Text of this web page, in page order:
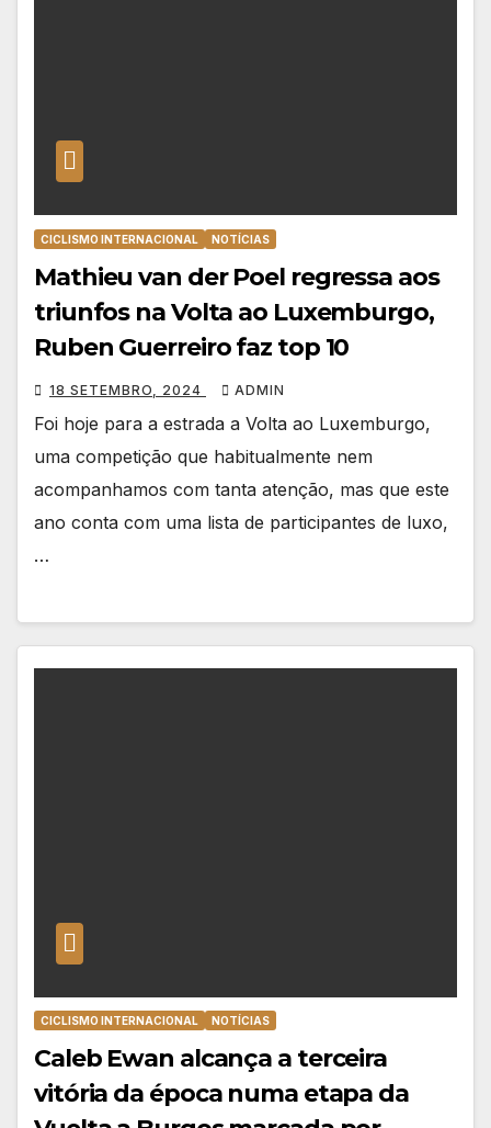
CICLISMO INTERNACIONAL NOTÍCIAS
Mathieu van der Poel regressa aos
triunfos na Volta ao Luxemburgo,
Ruben Guerreiro faz top 10
18 SETEMBRO, 2024 ADMIN
Foi hoje para a estrada a Volta ao Luxemburgo,
uma competição que habitualmente nem
acompanhamos com tanta atenção, mas que este
ano conta com uma lista de participantes de luxo,
…
CICLISMO INTERNACIONAL NOTÍCIAS
Caleb Ewan alcança a terceira
vitória da época numa etapa da